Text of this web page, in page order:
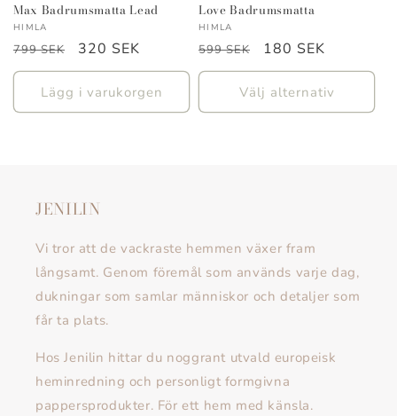
Max Badrumsmatta Lead
Säljare:
HIMLA
Ordinarie
pris
799 SEK Försäljningspris
320 SEK
Lägg i varukorgen
Love Badrumsmatta
Säljare:
HIMLA
Ordinarie
pris
599 SEK Försäljningspris
180 SEK
Välj alternativ
JENILIN
Vi tror att de vackraste hemmen växer fram
långsamt. Genom föremål som används varje dag,
dukningar som samlar människor och detaljer som
får ta plats.
Hos Jenilin hittar du noggrant utvald europeisk
heminredning och personligt formgivna
pappersprodukter. För ett hem med känsla.